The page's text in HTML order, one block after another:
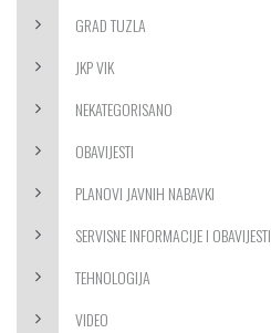
GRAD TUZLA
JKP VIK
NEKATEGORISANO
OBAVIJESTI
PLANOVI JAVNIH NABAVKI
SERVISNE INFORMACIJE I OBAVIJESTI
TEHNOLOGIJA
VIDEO